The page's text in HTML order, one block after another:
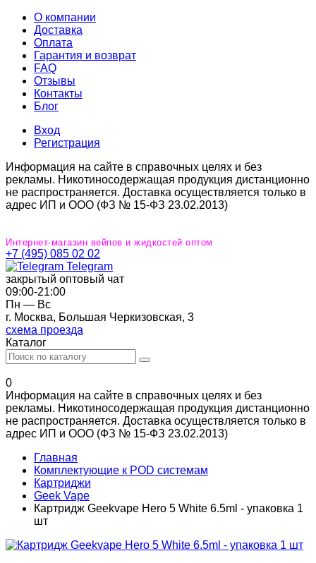
О компании
Доставка
Оплата
Гарантия и возврат
FAQ
Отзывы
Контакты
Блог
Вход
Регистрация
Информация на сайте в справочных целях и без
рекламы. Никотиносодержащая продукция дистанционно
не распространяется. Доставка осуществляется только в
адрес ИП и ООО (ФЗ № 15-ФЗ 23.02.2013)
Интернет-магазин вейпов и жидкостей оптом
+7 (495) 085 02 02
Telegram
закрытый оптовый чат
09:00‐21:00
Пн — Вс
г. Москва, Большая Черкизовская, 3
схема проезда
Каталог
0
Информация на сайте в справочных целях и без
рекламы. Никотиносодержащая продукция дистанционно
не распространяется. Доставка осуществляется только в
адрес ИП и ООО (ФЗ № 15-ФЗ 23.02.2013)
Главная
Комплектующие к POD системам
Картриджи
Geek Vape
Картридж Geekvape Hero 5 White 6.5ml - упаковка 1
шт